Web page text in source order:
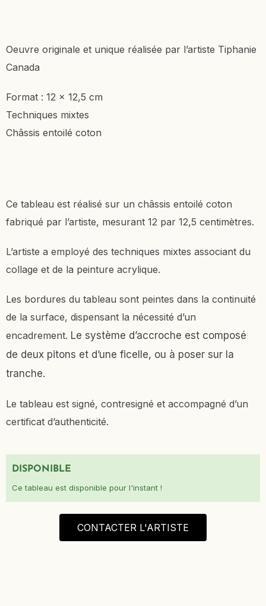
Oeuvre originale et unique réalisée par l’artiste Tiphanie
Canada
Format : 12 x 12,5 cm
Techniques mixtes
Châssis entoilé coton
Ce tableau est réalisé sur un châssis entoilé coton
fabriqué par l’artiste, mesurant 12 par 12,5 centimètres.
L’artiste a employé des techniques mixtes associant du
collage et de la peinture acrylique.
Les bordures du tableau sont peintes dans la continuité
de la surface, dispensant la nécessité d’un
encadrement. Le système d’accroche est composé
de deux pitons et d’une ficelle, ou à poser sur la
tranche.
Le tableau est signé, contresigné et accompagné d’un
certificat d’authenticité.
DISPONIBLE
Ce tableau est disponible pour l'instant !
CONTACTER L'ARTISTE